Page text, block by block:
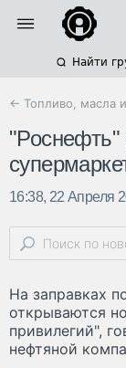
Найти
← Топливо, масла
"Роснефть"
16:38, 22 Апреля
На заправках
открываются
привилегий",
нефтяной